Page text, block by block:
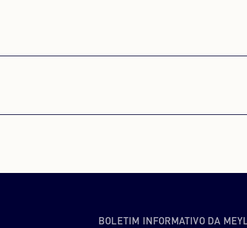
BOLETIM INFORMATIVO DA